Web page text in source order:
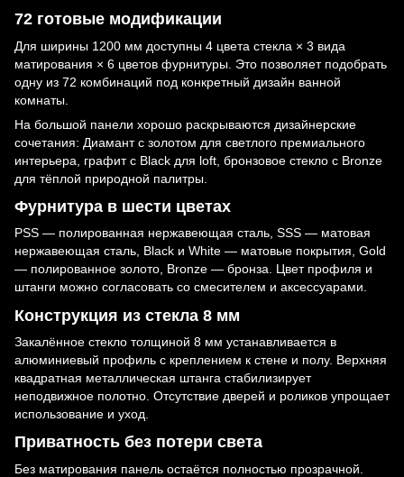
72 готовые модификации
Для ширины 1200 мм доступны 4 цвета стекла × 3 вида
матирования × 6 цветов фурнитуры. Это позволяет подобрать
одну из 72 комбинаций под конкретный дизайн ванной
комнаты.
На большой панели хорошо раскрываются дизайнерские
сочетания: Диамант с золотом для светлого премиального
интерьера, графит с Black для loft, бронзовое стекло с Bronze
для тёплой природной палитры.
Фурнитура в шести цветах
PSS — полированная нержавеющая сталь, SSS — матовая
нержавеющая сталь, Black и White — матовые покрытия, Gold
— полированное золото, Bronze — бронза. Цвет профиля и
штанги можно согласовать со смесителем и аксессуарами.
Конструкция из стекла 8 мм
Закалённое стекло толщиной 8 мм устанавливается в
алюминиевый профиль с креплением к стене и полу. Верхняя
квадратная металлическая штанга стабилизирует
неподвижное полотно. Отсутствие дверей и роликов упрощает
использование и уход.
Приватность без потери света
Без матирования панель остаётся полностью прозрачной.